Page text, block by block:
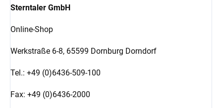
Sterntaler GmbH
Online-Shop
Werkstraße 6-8, 65599 Dornburg Dorndorf
Tel.: +49 (0)6436-509-100
Fax: +49 (0)6436-2000